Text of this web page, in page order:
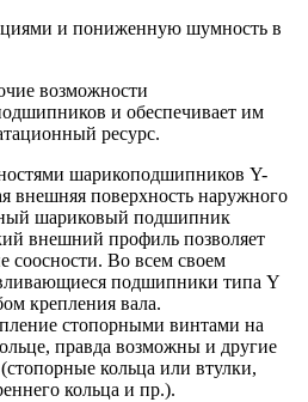
и пониженную шумность в
возможности
и обеспечивает им
ресурс.
шарикоподшипников Y-
внешняя поверхность наружного
шариковый подшипник
внешний профиль позволяет
соосности. Во всем своем
подшипники типа Y
крепления вала.
стопорными винтами на
правда возможны и другие
кольца или втулки,
кольца и пр.).